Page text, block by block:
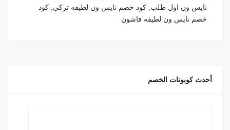
نايس ون اول طلب كود خصم نايس ون لطيفه تركي كود
خصم نايس ون لطيفه فاشون
أحدث كوبونات الخصم